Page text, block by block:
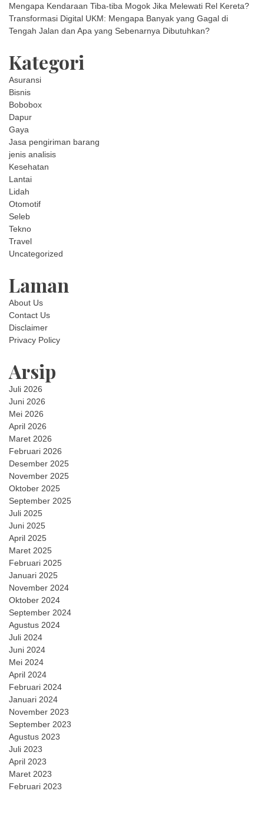
Mengapa Kendaraan Tiba-tiba Mogok Jika Melewati Rel Kereta?
Transformasi Digital UKM: Mengapa Banyak yang Gagal di
Tengah Jalan dan Apa yang Sebenarnya Dibutuhkan?
Kategori
Asuransi
Bisnis
Bobobox
Dapur
Gaya
Jasa pengiriman barang
jenis analisis
Kesehatan
Lantai
Lidah
Otomotif
Seleb
Tekno
Travel
Uncategorized
Laman
About Us
Contact Us
Disclaimer
Privacy Policy
Arsip
Juli 2026
Juni 2026
Mei 2026
April 2026
Maret 2026
Februari 2026
Desember 2025
November 2025
Oktober 2025
September 2025
Juli 2025
Juni 2025
April 2025
Maret 2025
Februari 2025
Januari 2025
November 2024
Oktober 2024
September 2024
Agustus 2024
Juli 2024
Juni 2024
Mei 2024
April 2024
Februari 2024
Januari 2024
November 2023
September 2023
Agustus 2023
Juli 2023
April 2023
Maret 2023
Februari 2023